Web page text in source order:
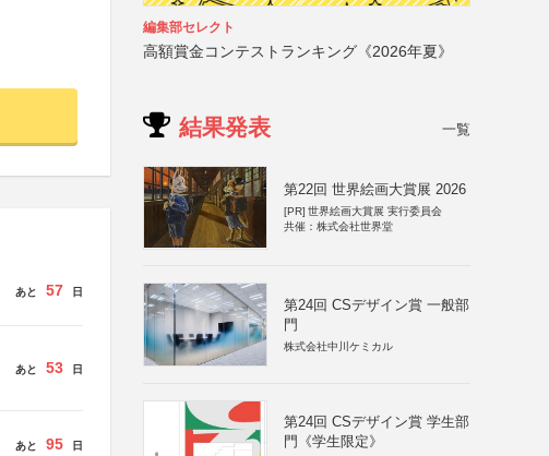
あと 57 日
あと 53 日
あと 95 日
編集部セレクト
高額賞金コンテストランキング《2026年夏》
結果発表 一覧
第22回 世界絵画大賞展 2026
[PR] 世界絵画大賞展 実行委員会
共催：株式会社世界堂
第24回 CSデザイン賞 一般部
門
株式会社中川ケミカル
第24回 CSデザイン賞 学生部
門《学生限定》